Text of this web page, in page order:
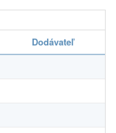
Dodávateľ